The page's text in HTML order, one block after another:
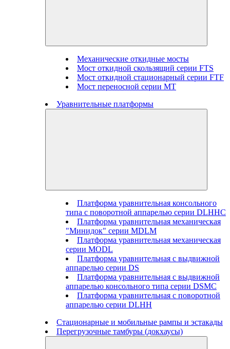
Механические откидные мосты
Мост откидной скользящий серии FTS
Мост откидной стационарный серии FTF
Мост переносной серии MT
Уравнительные платформы
Платформа уравнительная консольного
типа с поворотной аппарелью серии DLHHC
Платформа уравнительная механическая
"Минидок" серии MDLM
Платформа уравнительная механическая
серии MODL
Платформа уравнительная с выдвижной
аппарелью серии DS
Платформа уравнительная с выдвижной
аппарелью консольного типа серии DSMC
Платформа уравнительная с поворотной
аппарелью серии DLHH
Стационарные и мобильные рампы и эстакады
Перегрузочные тамбуры (докхаусы)